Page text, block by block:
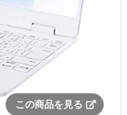
この商品を見る